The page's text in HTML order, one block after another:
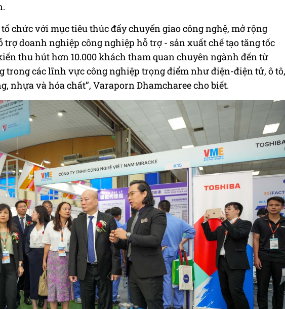
chức với mục tiêu thúc đẩy chuyển giao công nghệ, mở rộng
doanh nghiệp công nghiệp hỗ trợ - sản xuất chế tạo tăng tốc
thu hút hơn 10.000 khách tham quan chuyên ngành đến từ
trong các lĩnh vực công nghiệp trọng điểm như điện-điện tử, ô tô,
nhựa và hóa chất”, Varaporn Dhamcharee cho biết.